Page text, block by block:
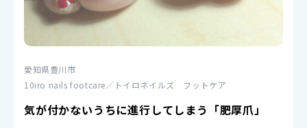
愛知県豊川市
10iro nails footcare／トイロネイルズ フットケア
気が付かないうちに進行してしまう「肥厚爪」